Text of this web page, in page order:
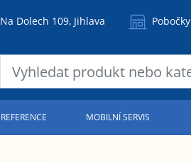
Na Dolech 109, Jihlava Pobočky
REFERENCE MOBILNÍ SERVIS